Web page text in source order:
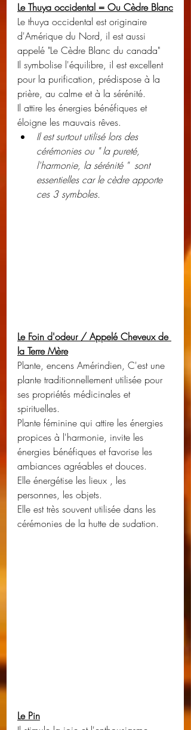
Le Thuya occidental = Ou Cèdre Blanc
Le thuya occidental est originaire
d'Amérique du Nord, il est aussi
appelé "Le Cèdre Blanc du canada"
Il symbolise l'équilibre, il est excellent
pour la purification, prédispose à la
prière, au calme et à la sérénité.
Il attire les énergies bénéfiques et
éloigne les mauvais rêves.
Il est surtout utilisé lors des
cérémonies ou " la pureté,
l'harmonie, la sérénité "  sont
essentielles car le cèdre apporte
ces 3 symboles.
Le Foin d'odeur / Appelé Cheveux de
la Terre Mère
Plante, encens Amérindien, C'est une
plante traditionnellement utilisée pour
ses propriétés médicinales et
spirituelles.
Plante féminine qui attire les énergies
propices à l'harmonie, invite les
énergies bénéfiques et favorise les
ambiances agréables et douces.
Elle énergétise les lieux , les
personnes, les objets.
Elle est très souvent utilisée dans les
cérémonies de la hutte de sudation.
Le Pin